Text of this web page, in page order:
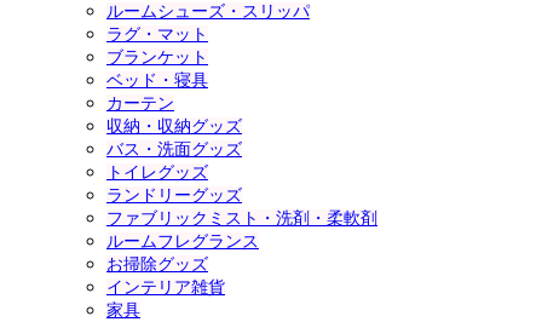
ルームシューズ・スリッパ
ラグ・マット
ブランケット
ベッド・寝具
カーテン
収納・収納グッズ
バス・洗面グッズ
トイレグッズ
ランドリーグッズ
ファブリックミスト・洗剤・柔軟剤
ルームフレグランス
お掃除グッズ
インテリア雑貨
家具